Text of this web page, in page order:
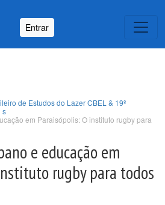
Entrar
de Estudos do Lazer CBEL & 19º
s
em Paraisópolis: O instituto rugby para
e educação em
rugby para todos